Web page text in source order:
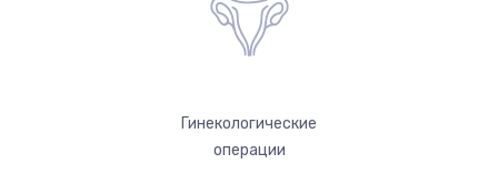
Гинекологические
операции